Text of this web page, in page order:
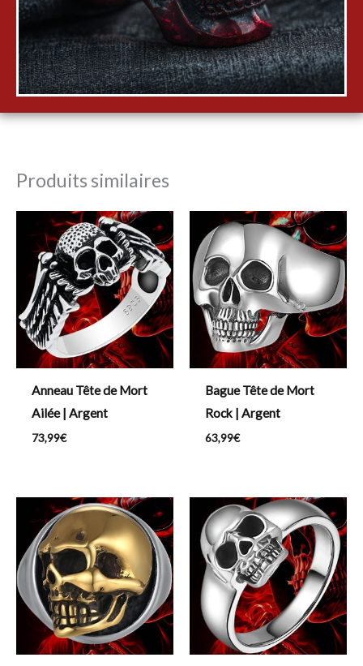
Produits similaires
Anneau Tête de Mort
Ailée | Argent
73,99€
Bague Tête de Mort
Rock | Argent
63,99€